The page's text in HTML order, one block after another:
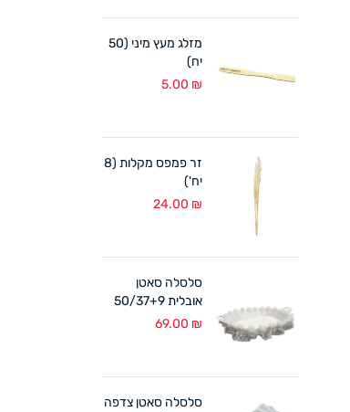
מזלג מעץ מיני (50
יח)
5.00 ₪
זר פמפס מקלות (8
יח')
24.00 ₪
סלסלה סאטן
אובלית 50/37+9
ס"מ לבן
69.00 ₪
סלסלה סאטן צדפה